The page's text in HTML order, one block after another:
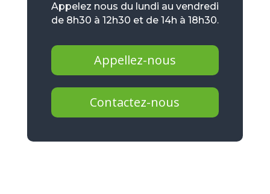
Appelez nous du lundi au vendredi
de 8h30 à 12h30 et de 14h à 18h30.
Appellez-nous
Contactez-nous